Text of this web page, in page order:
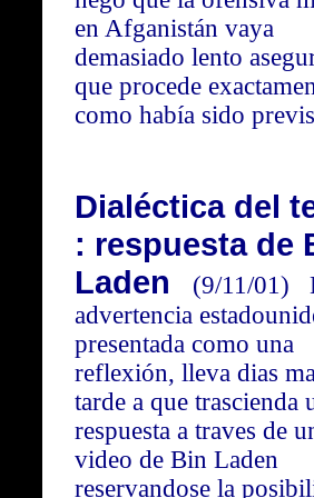
en Afganistán vaya
demasiado lento
que procede
como había sido
Dialéctica del
: respuesta de
Laden
(9/11/01)
advertencia
presentada como una
reflexión, lleva dias
tarde a que trascienda
respuesta a traves de
video de Bin Laden
reservandose la